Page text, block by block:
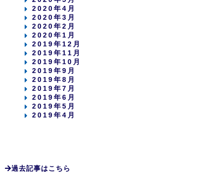
2020年4月
2020年3月
2020年2月
2020年1月
2019年12月
2019年11月
2019年10月
2019年9月
2019年8月
2019年7月
2019年6月
2019年5月
2019年4月
過去記事はこちら